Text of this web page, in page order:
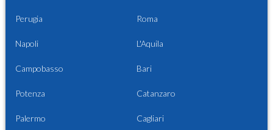
Perugia Roma
Napoli L'Aquila
Campobasso Bari
Potenza Catanzaro
Palermo Cagliari